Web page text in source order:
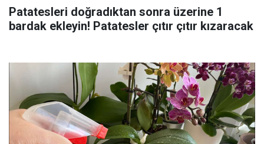
Patatesleri doğradıktan sonra üzerine 1
bardak ekleyin! Patatesler çıtır çıtır kızaracak